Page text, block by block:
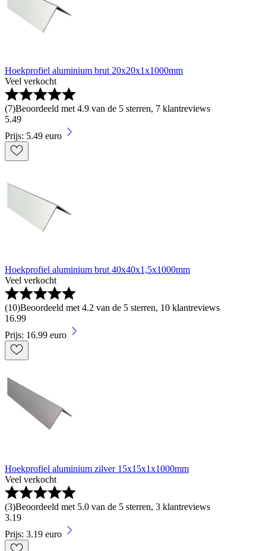
Hoekprofiel aluminium brut 20x20x1x1000mm
Veel verkocht
(7)Beoordeeld met 4.9 van de 5 sterren, 7 klantreviews
5.49
Prijs: 5.49 euro
Hoekprofiel aluminium brut 40x40x1,5x1000mm
Veel verkocht
(10)Beoordeeld met 4.2 van de 5 sterren, 10 klantreviews
16.99
Prijs: 16.99 euro
Hoekprofiel aluminium zilver 15x15x1x1000mm
Veel verkocht
(3)Beoordeeld met 5.0 van de 5 sterren, 3 klantreviews
3.19
Prijs: 3.19 euro